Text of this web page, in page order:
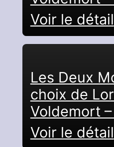
Voir le détail
Les Deux
choix de
Voldemort
Voir le détail